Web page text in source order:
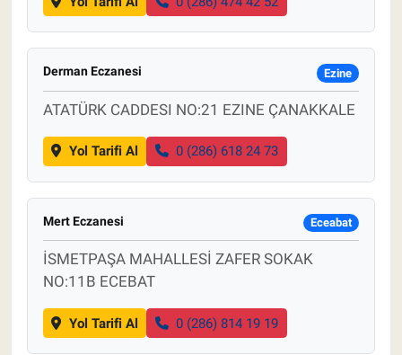
Derman Eczanesi Ezine
ATATÜRK CADDESI NO:21 EZINE ÇANAKKALE
Yol Tarifi Al 0 (286) 618 24 73
Mert Eczanesi Eceabat
İSMETPAŞA MAHALLESİ ZAFER SOKAK
NO:11B ECEBAT
Yol Tarifi Al 0 (286) 814 19 19